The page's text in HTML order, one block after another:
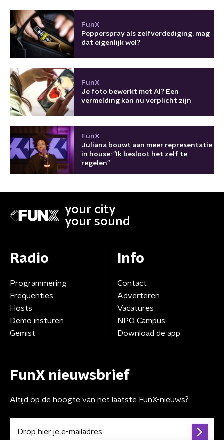
FunX
Pepperspray als zelfverdediging: mag
dat eigenlijk wel?
FunX
Je foto bewerkt met AI? Een
vermelding kan nu verplicht zijn
FunX
Juliana bouwt aan meer representatie
in house: "Ik besloot het zelf te
regelen"
your city
your sound
Radio
Programmering
Frequenties
Hosts
Demo insturen
Gemist
Info
Contact
Adverteren
Vacatures
NPO Campus
Download de app
FunX nieuwsbrief
Altijd op de hoogte van het laatste FunX-nieuws?